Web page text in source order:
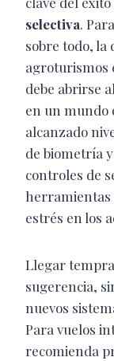
selectiva.
sobre todo, la
agroturismos
debe abrirse
en un mundo
alcanzado
de biometría
controles de
herramientas
estrés en los
Llegar
sugerencia,
nuevos
Para vuelos
recomienda